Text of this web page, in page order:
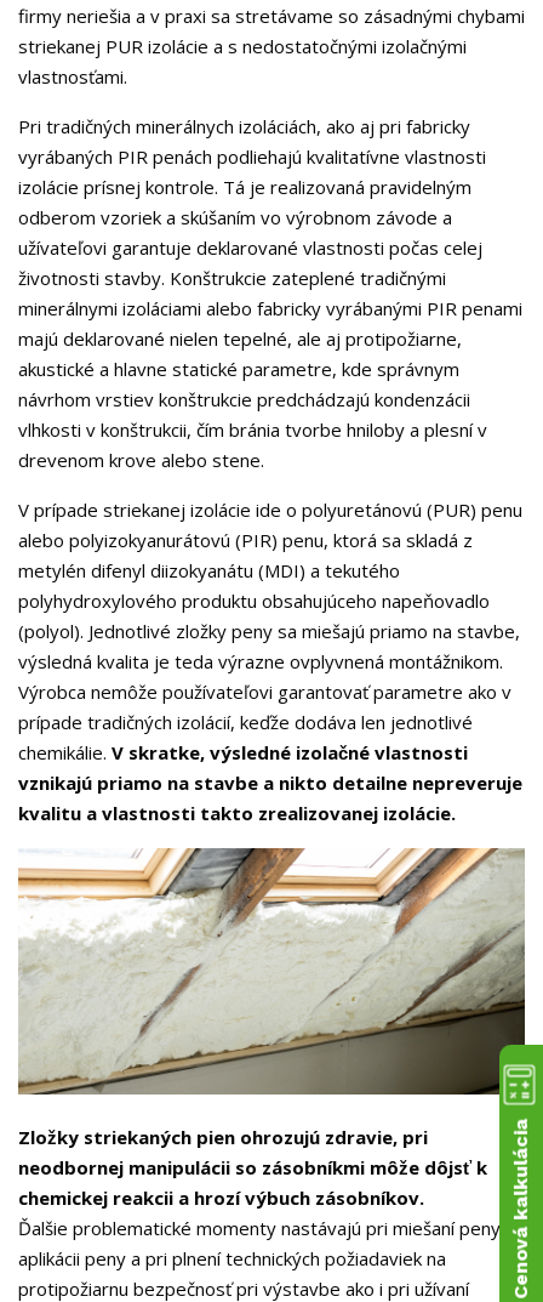
firmy neriešia a v praxi sa stretávame so zásadnými chybami
striekanej PUR izolácie a s nedostatočnými izolačnými
vlastnosťami.
Pri tradičných minerálnych izoláciách, ako aj pri fabricky
vyrábaných PIR penách podliehajú kvalitatívne vlastnosti
izolácie prísnej kontrole. Tá je realizovaná pravidelným
odberom vzoriek a skúšaním vo výrobnom závode a
užívateľovi garantuje deklarované vlastnosti počas celej
životnosti stavby. Konštrukcie zateplené tradičnými
minerálnymi izoláciami alebo fabricky vyrábanými PIR penami
majú deklarované nielen tepelné, ale aj protipožiarne,
akustické a hlavne statické parametre, kde správnym
návrhom vrstiev konštrukcie predchádzajú kondenzácii
vlhkosti v konštrukcii, čím bránia tvorbe hniloby a plesní v
drevenom krove alebo stene.
V prípade striekanej izolácie ide o polyuretánovú (PUR) penu
alebo polyizokyanurátovú (PIR) penu, ktorá sa skladá z
metylén difenyl diizokyanátu (MDI) a tekutého
polyhydroxylového produktu obsahujúceho napeňovadlo
(polyol). Jednotlivé zložky peny sa miešajú priamo na stavbe,
výsledná kvalita je teda výrazne ovplyvnená montážnikom.
Výrobca nemôže používateľovi garantovať parametre ako v
prípade tradičných izolácií, keďže dodáva len jednotlivé
chemikálie. V skratke, výsledné izolačné vlastnosti
vznikajú priamo na stavbe a nikto detailne nepreveruje
kvalitu a vlastnosti takto zrealizovanej izolácie.
Zložky striekaných pien ohrozujú zdravie, pri
neodbornej manipulácii so zásobníkmi môže dôjsť k
chemickej reakcii a hrozí výbuch zásobníkov.
Ďalšie problematické momenty nastávajú pri miešaní peny,
aplikácii peny a pri plnení technických požiadaviek na
protipožiarnu bezpečnosť pri výstavbe ako i pri užívaní
Cenová kalkulácia